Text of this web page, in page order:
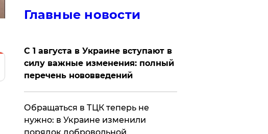
Главные новости
С 1 августа в Украине вступают в
силу важные изменения: полный
перечень нововведений
Обращаться в ТЦК теперь не
нужно: в Украине изменили